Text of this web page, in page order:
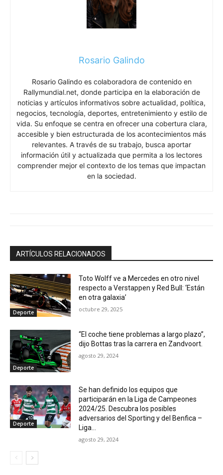
Rosario Galindo
Rosario Galindo es colaboradora de contenido en
Rallymundial.net, donde participa en la elaboración de
noticias y artículos informativos sobre actualidad, política,
negocios, tecnología, deportes, entretenimiento y estilo de
vida. Su enfoque se centra en ofrecer una cobertura clara,
accesible y bien estructurada de los acontecimientos más
relevantes. A través de su trabajo, busca aportar
información útil y actualizada que permita a los lectores
comprender mejor el contexto de los temas que impactan
en la sociedad.
ARTÍCULOS RELACIONADOS
Deporte
Toto Wolff ve a Mercedes en otro nivel
respecto a Verstappen y Red Bull: ‘Están
en otra galaxia’
octubre 29, 2025
Deporte
“El coche tiene problemas a largo plazo”,
dijo Bottas tras la carrera en Zandvoort.
agosto 29, 2024
Deporte
Se han definido los equipos que
participarán en la Liga de Campeones
2024/25. Descubra los posibles
adversarios del Sporting y del Benfica –
Liga...
agosto 29, 2024